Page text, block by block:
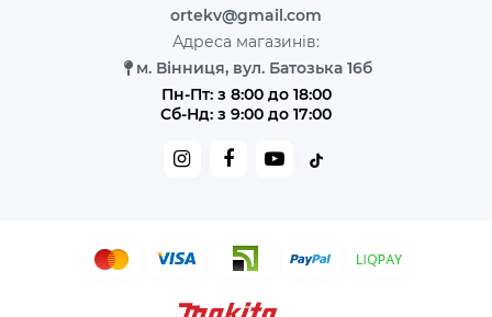
ortekv@gmail.com
Адреса магазинів:
м. Вінниця, вул. Батозька 16б
Пн-Пт: з 8:00 до 18:00
Сб-Нд: з 9:00 до 17:00